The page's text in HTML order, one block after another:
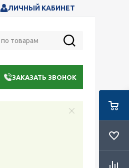
ЛИЧНЫЙ КАБИНЕТ
ЗАКАЗАТЬ ЗВОНОК